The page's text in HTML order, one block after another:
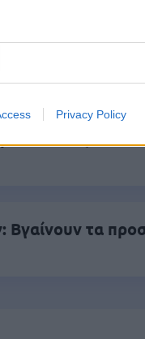
Privacy Policy
στα 1.000
τα